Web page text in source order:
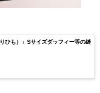
ひも）」Sサイズダッフィー等の縫